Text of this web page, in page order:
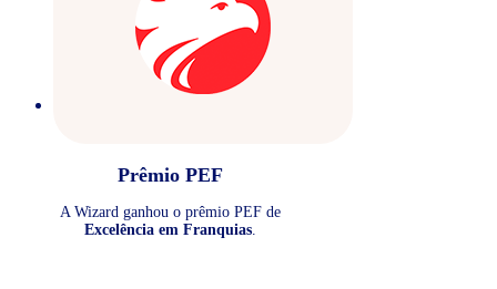
Prêmio PEF
A Wizard ganhou o prêmio PEF de
Excelência em Franquias.